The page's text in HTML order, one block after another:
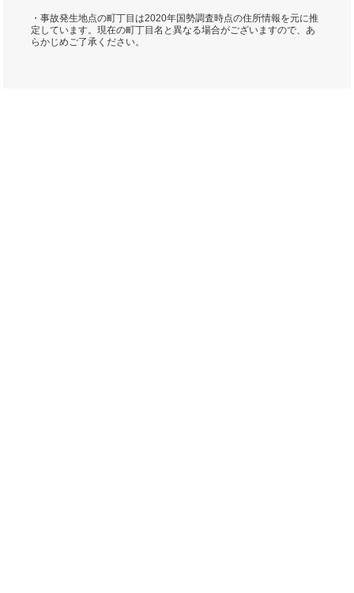
・事故発生地点の町丁目は2020年国勢調査時点の住所情報を元に推
定しています。現在の町丁目名と異なる場合がございますので、あ
らかじめご了承ください。